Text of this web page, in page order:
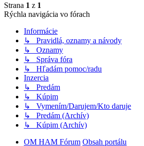
Strana 1 z 1
Rýchla navigácia vo fórach
Informácie
↳ Pravidlá, oznamy a návody
↳ Oznamy
↳ Správa fóra
↳ Hľadám pomoc/radu
Inzercia
↳ Predám
↳ Kúpim
↳ Vymením/Darujem/Kto daruje
↳ Predám (Archív)
↳ Kúpim (Archív)
OM HAM Fórum Obsah portálu